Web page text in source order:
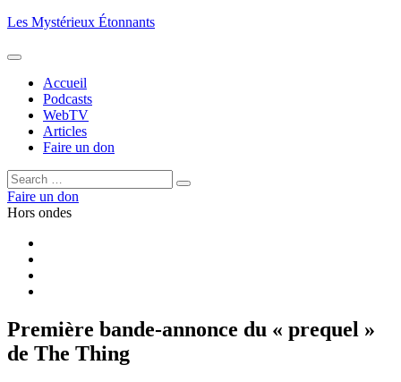
Aller
contenu
Les Mystérieux Étonnants
Accueil
Podcasts
WebTV
Articles
Faire un don
Rechercher :
Rechercher
Faire un don
Hors ondes
Première bande-annonce du « prequel »
de The Thing